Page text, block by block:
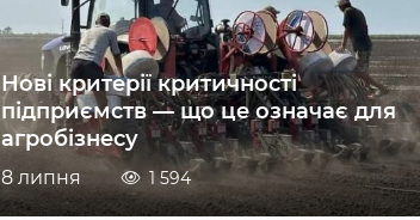
Нові критерії критичності
підприємств — що це означає для
агробізнесу
8 липня 1 594